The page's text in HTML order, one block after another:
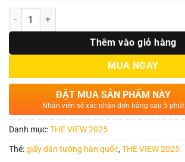
Số lượng
Thêm vào giỏ hàng
MUA NGAY
ĐẶT MUA SẢN PHẨM NÀY
Nhân viên sẽ xác nhận đơn hàng sau 5 phút
Danh mục:THE VIEW 2025
Thẻ:giấy dán tường hàn quốc,THE VIEW 2025